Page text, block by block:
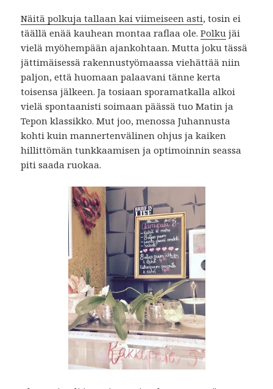
Näitä polkuja tallaan kai viimeiseen asti, tosin ei
täällä enää kauhean montaa raflaa ole.Polku jäi
vielä myöhempään ajankohtaan. Mutta joku tässä
jättimäisessä rakennustyömaassa viehättää niin
paljon, että huomaan palaavani tänne kerta
toisensa jälkeen. Ja tosiaan sporamatkalla alkoi
vielä spontaanisti soimaan päässä tuo Matin ja
Tepon klassikko. Mut joo, menossa Juhannusta
kohti kuin mannertenvälinen ohjus ja kaiken
hillittömän tunkkaamisen ja optimoinnin seassa
piti saada ruokaa.